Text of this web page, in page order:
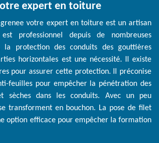
expert en toiture
votre expert en toiture est un artisan
professionnel depuis de nombreuses
la protection des conduits des gouttières
horizontales est une nécessité. Il existe
pour assurer cette protection. Il préconise
feuilles pour empêcher la pénétration des
sèches dans les conduits. Avec un peu
transforment en bouchon. La pose de filet
option efficace pour empêcher la formation